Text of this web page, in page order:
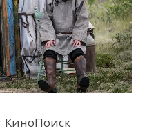
КиноПоиск